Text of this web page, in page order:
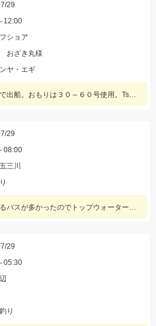
29
12:00
ショア
おざき丸様
ヤ・エギ
片名漁港おざき丸さんで出船。おもりは３０～６０号使用。Tsulino タコエギ大活躍‼白やピンクゼブラ、黄色が特におすすめ！
29
08:00
三川
ベイトを追いかけているバスが多かったのでトップウォーターがオススメ！！
29
05:30
り